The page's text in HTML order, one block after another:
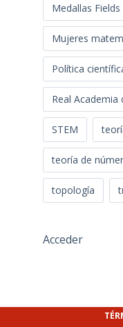
Medallas Fields
Mujeres
Política
Real Academia
STEM
teoría de
topología
Acceder